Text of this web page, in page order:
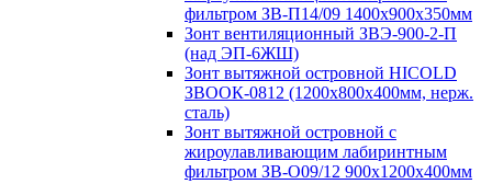
фильтром ЗВ-П14/09 1400х900х350мм
Зонт вентиляционный ЗВЭ-900-2-П
(над ЭП-6ЖШ)
Зонт вытяжной островной HICOLD
ЗВООК-0812 (1200х800x400мм, нерж.
сталь)
Зонт вытяжной островной с
жироулавливающим лабиринтным
фильтром ЗВ-О09/12 900х1200х400мм